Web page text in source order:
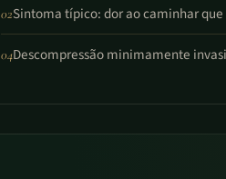
02Sintoma típico: dor ao caminhar
04Descompressão minimamente